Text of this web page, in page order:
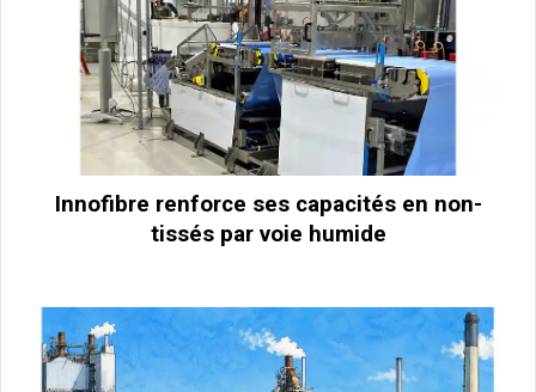
Innofibre renforce ses capacités en non-
tissés par voie humide